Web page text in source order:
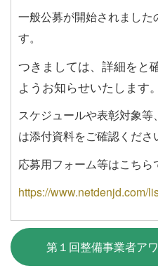
一般公募が開始されました
す。
つきましては、詳細をと
ようお知らせいたします。
スケジュールや表彰対象
は添付資料をご確認くださ
応募用フォーム等はこちら
https://www.netdenjd.com/
第１回整備事業者ア